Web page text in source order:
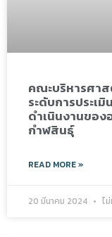
คณะบริหารศา
ระดับการประเ
ดำเนินงานขอ
กำฬสินธุ์
READ MORE »
20 มีนาคม 2024 ไ